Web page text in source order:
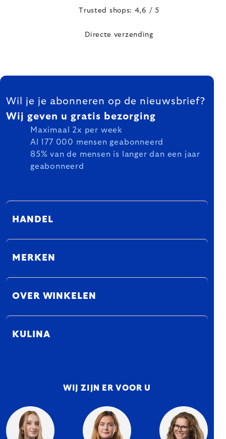
Trusted shops: 4,6 / 5
Directe verzending
FOOTER
Wil je je abonneren op de nieuwsbrief?
Wij geven u gratis bezorging
Maximaal 2x per week
Al 177 000 mensen geabonneerd
85% van de mensen is langer dan een jaar
geabonneerd
HANDEL
MERKEN
OVER WINKELEN
KULINA
WIJ ZIJN ER VOOR U